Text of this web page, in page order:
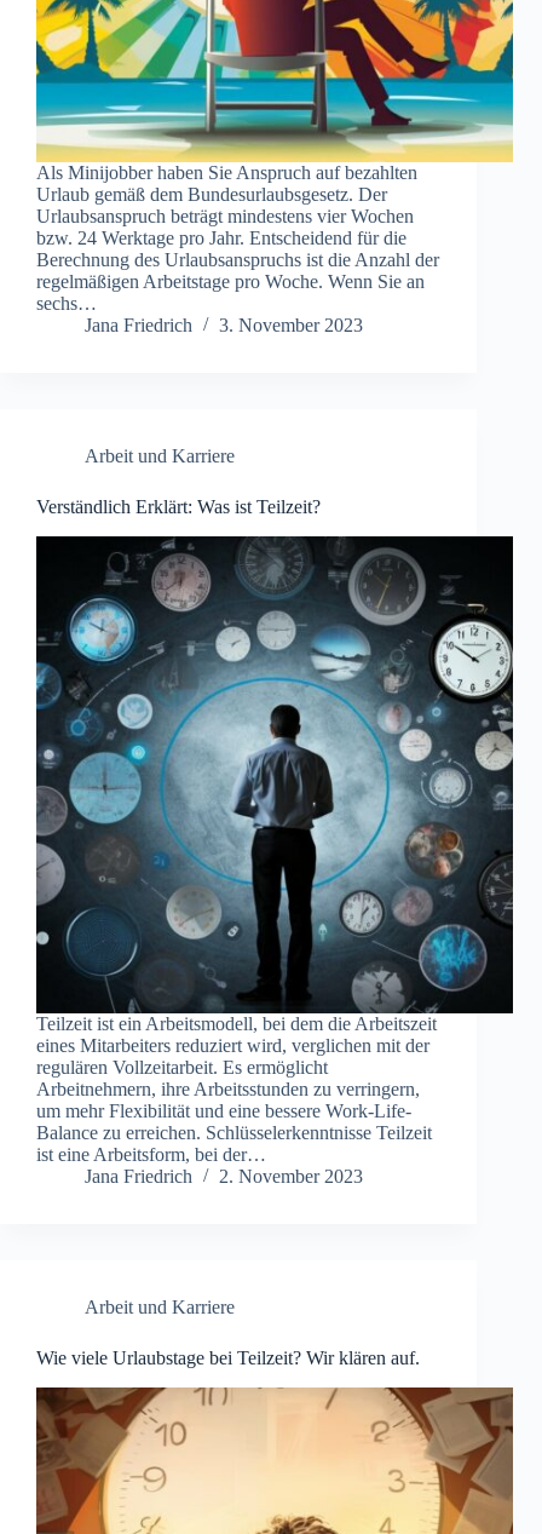
Als Minijobber haben Sie Anspruch auf bezahlten
Urlaub gemäß dem Bundesurlaubsgesetz. Der
Urlaubsanspruch beträgt mindestens vier Wochen
bzw. 24 Werktage pro Jahr. Entscheidend für die
Berechnung des Urlaubsanspruchs ist die Anzahl der
regelmäßigen Arbeitstage pro Woche. Wenn Sie an
sechs…
Jana Friedrich
3. November 2023
Arbeit und Karriere
Verständlich Erklärt: Was ist Teilzeit?
Teilzeit ist ein Arbeitsmodell, bei dem die Arbeitszeit
eines Mitarbeiters reduziert wird, verglichen mit der
regulären Vollzeitarbeit. Es ermöglicht
Arbeitnehmern, ihre Arbeitsstunden zu verringern,
um mehr Flexibilität und eine bessere Work-Life-
Balance zu erreichen. Schlüsselerkenntnisse Teilzeit
ist eine Arbeitsform, bei der…
Jana Friedrich
2. November 2023
Arbeit und Karriere
Wie viele Urlaubstage bei Teilzeit? Wir klären auf.